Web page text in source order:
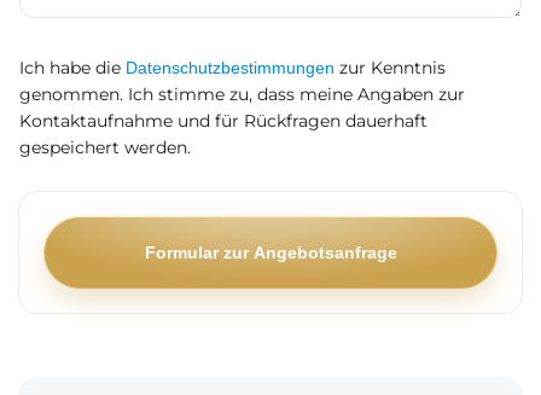
e
t
a
l
Ich habe die Datenschutzbestimmungen zur Kenntnis
genommen. Ich stimme zu, dass meine Angaben zur
Kontaktaufnahme und für Rückfragen dauerhaft
gespeichert werden.
Formular zur Angebotsanfrage